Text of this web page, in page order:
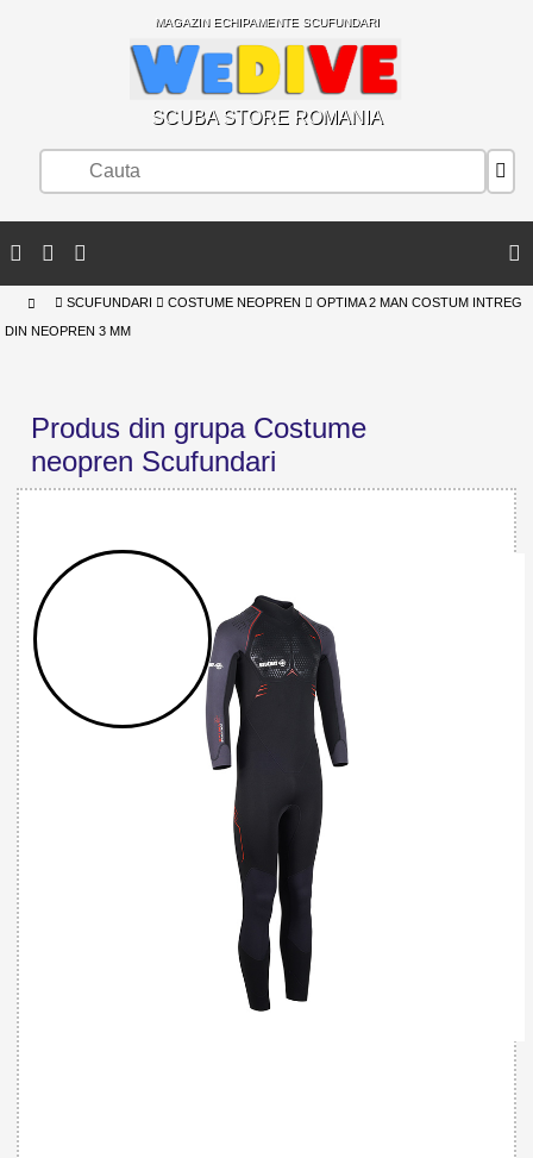
MAGAZIN ECHIPAMENTE SCUFUNDARI
SCUBA STORE ROMANIA
SCUFUNDARI COSTUME NEOPREN OPTIMA 2 MAN COSTUM INTREG
DIN NEOPREN 3 MM
Produs din grupa Costume
neopren Scufundari